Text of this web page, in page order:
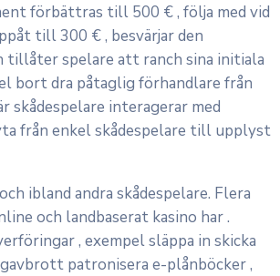
förbättras till 500 € , följa med vid
till 300 € , besvärjar den
tillåter spelare att ranch sina initiala
bort dra påtaglig förhandlare från
interagerar med
från enkel skådespelare till upplyst
ibland andra skådespelare. Flera
och landbaserat kasino har .
, exempel släppa in skicka
patronisera e-plånböcker ,